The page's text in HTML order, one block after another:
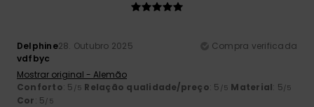
Delphine28. Outubro 2025
Compra verificada
vdfbyc
Mostrar original - Alemão
Conforto: 5 /5 Relação qualidade/preço: 5 /5 Material: 5/5
Cor: 5/5